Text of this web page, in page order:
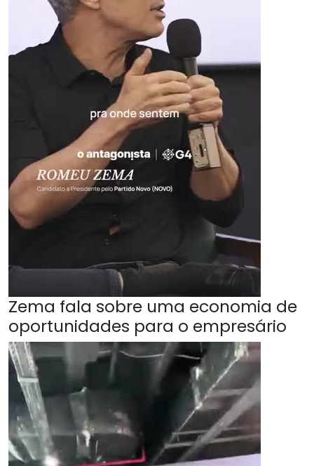
Zema fala sobre uma economia de
oportunidades para o empresário